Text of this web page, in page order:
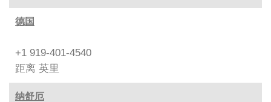
德国
+1 919-401-4540
距离 英里
纳舒厄